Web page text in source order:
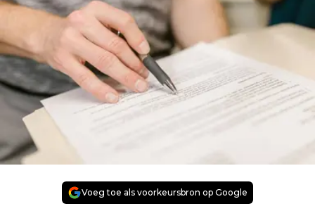
Voeg toe als voorkeursbron op Google